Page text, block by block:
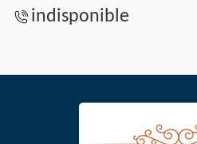
indisponible